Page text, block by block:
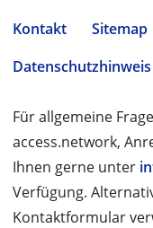
Kontakt Sitemap
Datenschutzhinweis
Für allgemeine
access.network,
Ihnen gerne unter
Verfügung.
Kontaktformular